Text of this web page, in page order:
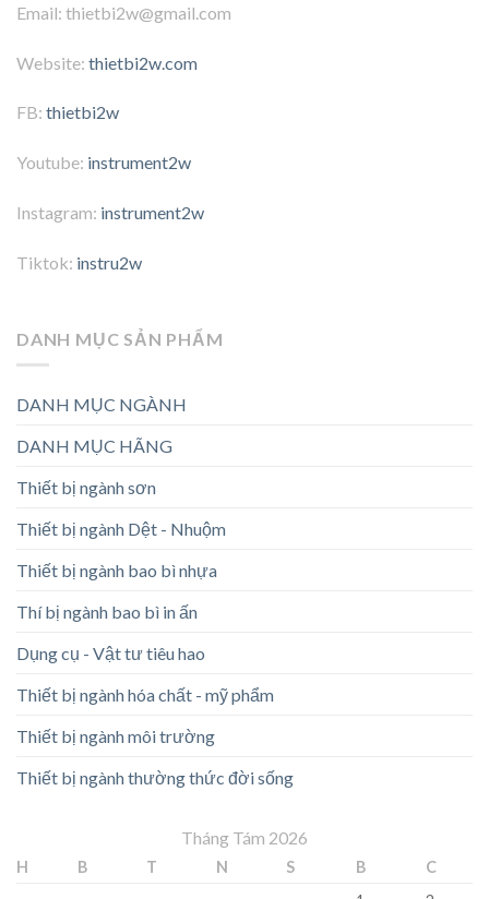
Email: thietbi2w@gmail.com
Website: thietbi2w.com
FB: thietbi2w
Youtube: instrument2w
Instagram: instrument2w
Tiktok: instru2w
DANH MỤC SẢN PHẨM
DANH MỤC NGÀNH
DANH MỤC HÃNG
Thiết bị ngành sơn
Thiết bị ngành Dệt - Nhuộm
Thiết bị ngành bao bì nhựa
Thí bị ngành bao bì in ấn
Dụng cụ - Vật tư tiêu hao
Thiết bị ngành hóa chất - mỹ phẩm
Thiết bị ngành môi trường
Thiết bị ngành thường thức đời sống
Tháng Tám 2026
H B T N S B
C